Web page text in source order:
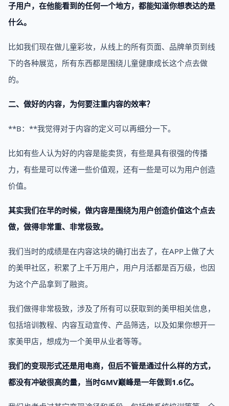
子用户，在他能看到的任何一个地方，都能知道你想表达的是
什么。
比如我们现在做儿童彩妆，从线上的所有页面、品牌单页到线
下的各种展览，所有东西都是围绕儿童健康成长这个点去做
的。
二、做好的内容，为何要注重内容的效率？
**B：**我觉得对于内容的定义可以再细分一下。
比如有些人认为好的内容是能卖货，有些是具有很强的传播
力，有些是可以传递一些价值观，还有一些是可以为用户创造
价值。
其实我们在早的时候，做内容是围绕为用户创造价值这个点去
做，做得非常重、非常极致。
我们当时的成绩是在内容这块的确打出去了，在APP上做了大
的美甲社区，积累了上千万用户，用户月活都是百万级，也因
为这个产品拿到了融资。
我们做得非常极致，涉及了所有可以获取到的美甲相关信息，
包括培训教程、内容互动宣传、产品筛选，以及如果你想开一
家美甲店，想成为一个美甲从业者等等。
我们的变现形式还是用电商，但后不管是通过什么样的方式，
都没有冲破很高的量，当时GMV巅峰是一年做到1.6亿。